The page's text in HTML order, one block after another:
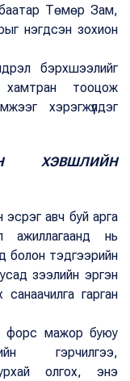
Төмөр Зам,
нэгдсэн зохион
бэрхшээлийг
тооцож
хэрэгжүүлдэг
ХЭВШЛИЙН
авч буй арга
ажиллагаанд нь
болон тэдгээрийн
зээлийн эргэн
гарган
форс мажор буюу
гэрчилгээ,
олгох, энэ